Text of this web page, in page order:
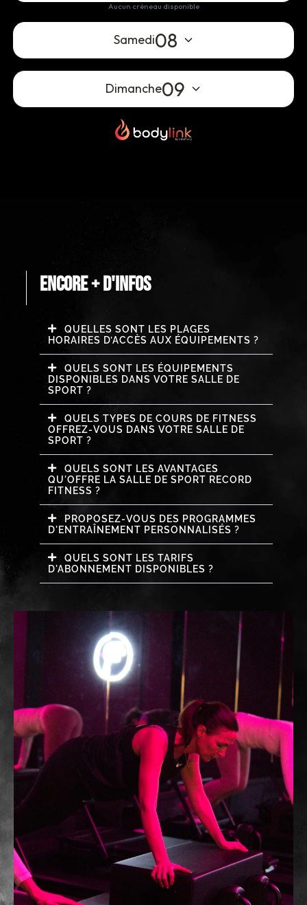
Aucun créneau disponible
Samedi08
Dimanche09
ENCORE + D'INFOS
QUELLES SONT LES PLAGES
HORAIRES D’ACCÈS AUX ÉQUIPEMENTS ?
QUELS SONT LES ÉQUIPEMENTS
DISPONIBLES DANS VOTRE SALLE DE
SPORT ?
QUELS TYPES DE COURS DE FITNESS
OFFREZ-VOUS DANS VOTRE SALLE DE
SPORT ?
QUELS SONT LES AVANTAGES
QU'OFFRE LA SALLE DE SPORT RECORD
FITNESS ?
PROPOSEZ-VOUS DES PROGRAMMES
D'ENTRAÎNEMENT PERSONNALISÉS ?
QUELS SONT LES TARIFS
D'ABONNEMENT DISPONIBLES ?